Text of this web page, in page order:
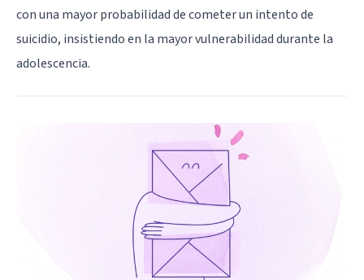
con una mayor probabilidad de cometer un intento de
suicidio, insistiendo en la mayor vulnerabilidad durante la
adolescencia.